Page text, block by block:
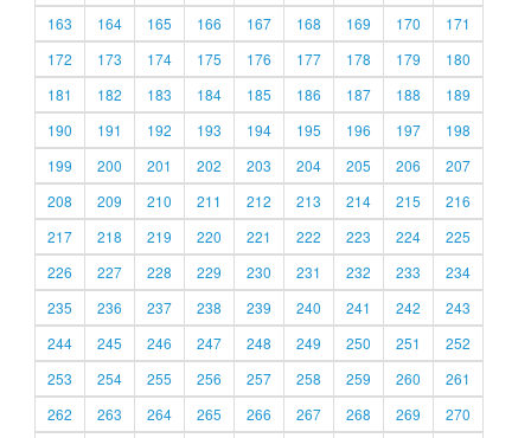
163
164 165 166 167 168 169 170
171
172
173 174 175 176 177 178 179
180
181
182 183 184 185 186 187 188
189
190
191 192 193 194 195 196 197
198
199
200 201 202 203 204 205 206
207
208
209 210 211 212 213 214 215
216
217
218 219 220 221 222 223 224
225
226
227 228 229 230 231 232 233
234
235
236 237 238 239 240 241 242
243
244
245 246 247 248 249 250 251
252
253
254 255 256 257 258 259 260
261
262
263 264 265 266 267 268 269
270